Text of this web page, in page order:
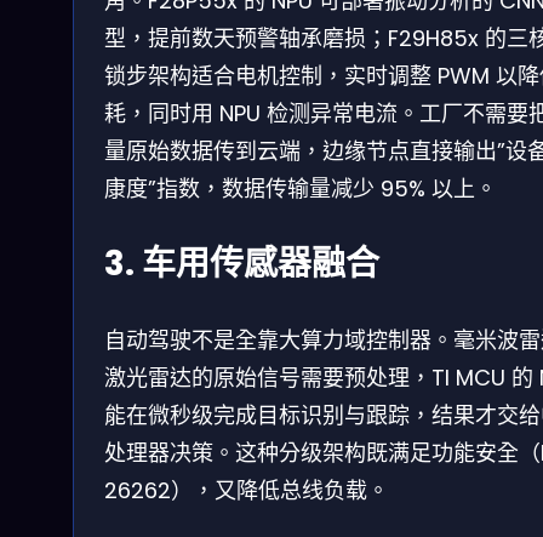
型，提前数天预警轴承磨损；F29H85x 的三
锁步架构适合电机控制，实时调整 PWM 以
耗，同时用 NPU 检测异常电流。工厂不需要
量原始数据传到云端，边缘节点直接输出”设
康度”指数，数据传输量减少 95% 以上。
3. 车用传感器融合
自动驾驶不是全靠大算力域控制器。毫米波
激光雷达的原始信号需要预处理，TI MCU 的
能在微秒级完成目标识别与跟踪，结果才交
处理器决策。这种分级架构既满足功能安全
26262），又降低总线负载。